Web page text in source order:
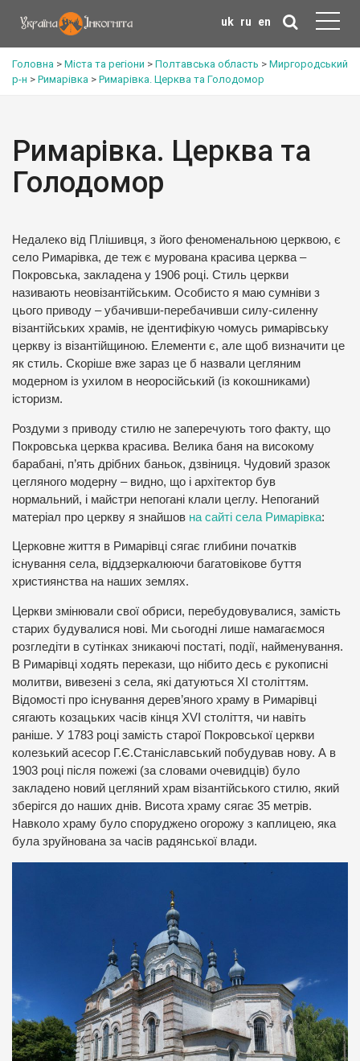
uk ru en
Головна > Міста та регіони > Полтавська область > Миргородський
р-н > Римарівка > Римарівка. Церква та Голодомор
Римарівка. Церква та
Голодомор
Недалеко від Плішивця, з його феноменальною церквою, є
село Римарівка, де теж є мурована красива церква –
Покровська, закладена у 1906 році. Стиль церкви
називають неовізантійським. Особисто я маю сумніви з
цього приводу – убачивши-перебачивши силу-силенну
візантійських храмів, не ідентифікую чомусь римарівську
церкву із візантійщиною. Елементи є, але щоб визначити це
як стиль. Скоріше вже зараз це б назвали цегляним
модерном із ухилом в неоросійський (із кокошниками)
історизм.
Роздуми з приводу стилю не заперечують того факту, що
Покровська церква красива. Велика баня на високому
барабані, п’ять дрібних баньок, дзвіниця. Чудовий зразок
цегляного модерну – видно, що і архітектор був
нормальний, і майстри непогані клали цеглу. Непоганий
матеріал про церкву я знайшов на сайті села Римарівка:
Церковне життя в Римарівці сягає глибини початків
існування села, віддзеркалюючи багатовікове буття
християнства на наших землях.
Церкви змінювали свої обриси, перебудовувалися, замість
старих будувалися нові. Ми сьогодні лише намагаємося
розгледіти в сутінках зникаючі постаті, події, найменування.
В Римарівці ходять перекази, що нібито десь є рукописні
молитви, вивезені з села, які датуються ХІ століттям.
Відомості про існування дерев’яного храму в Римарівці
сягають козацьких часів кінця ХVІ століття, чи навіть
раніше. У 1783 році замість старої Покровської церкви
колезький асесор Г.Є.Станіславський побудував нову. А в
1903 році після пожежі (за словами очевидців) було
закладено новий цегляний храм візантійського стилю, який
зберігся до наших днів. Висота храму сягає 35 метрів.
Навколо храму було споруджено огорожу з каплицею, яка
була зруйнована за часів радянської влади.